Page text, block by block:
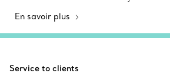
En savoir plus
Service to clients